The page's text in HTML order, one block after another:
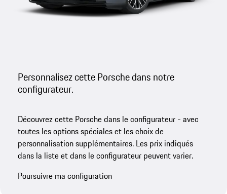
Personnalisez cette Porsche dans notre
configurateur.
Découvrez cette Porsche dans le configurateur - avec
toutes les options spéciales et les choix de
personnalisation supplémentaires. Les prix indiqués
dans la liste et dans le configurateur peuvent varier.
Poursuivre ma configuration